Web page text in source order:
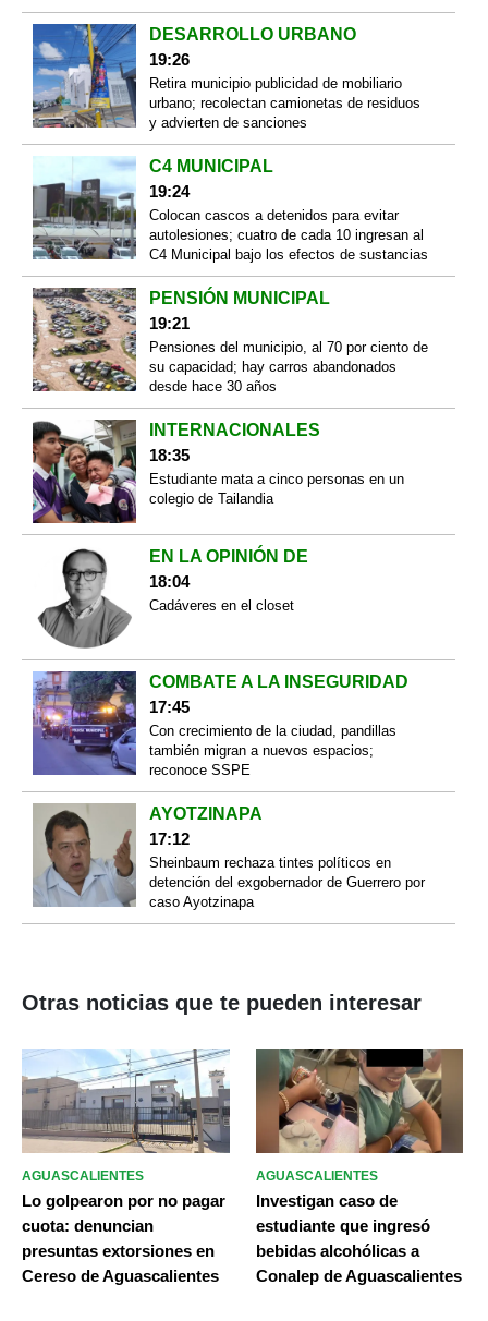
DESARROLLO URBANO
19:26
Retira municipio publicidad de mobiliario
urbano; recolectan camionetas de residuos
y advierten de sanciones
C4 MUNICIPAL
19:24
Colocan cascos a detenidos para evitar
autolesiones; cuatro de cada 10 ingresan al
C4 Municipal bajo los efectos de sustancias
PENSIÓN MUNICIPAL
19:21
Pensiones del municipio, al 70 por ciento de
su capacidad; hay carros abandonados
desde hace 30 años
INTERNACIONALES
18:35
Estudiante mata a cinco personas en un
colegio de Tailandia
EN LA OPINIÓN DE
18:04
Cadáveres en el closet
COMBATE A LA INSEGURIDAD
17:45
Con crecimiento de la ciudad, pandillas
también migran a nuevos espacios;
reconoce SSPE
AYOTZINAPA
17:12
Sheinbaum rechaza tintes políticos en
detención del exgobernador de Guerrero por
caso Ayotzinapa
Otras noticias que te pueden interesar
AGUASCALIENTES
Lo golpearon por no pagar
cuota: denuncian
presuntas extorsiones en
Cereso de Aguascalientes
AGUASCALIENTES
Investigan caso de
estudiante que ingresó
bebidas alcohólicas a
Conalep de Aguascalientes